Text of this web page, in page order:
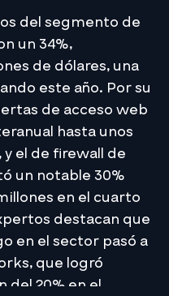
del segmento de
un 34%,
de dólares, una
este año. Por su
de acceso web
hasta unos
el de firewall de
un notable 30%
en el cuarto
destacan que
en el sector pasó a
que logró
del 20% en el